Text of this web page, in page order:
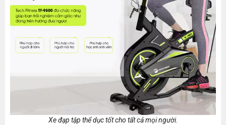
Xe đạp tập thể dục tốt cho tất cả mọi người.